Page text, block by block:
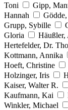
Toni
Gipp,
Hannah
Grupp, Sybille
Gloria
Häußler,
Hertefelder, Dr.
Kottmann, Annika
Hoeft, Christine
Holzinger, Iris
Kaiser, Walter R.
Kaufmann, Kai
Winkler, Michael